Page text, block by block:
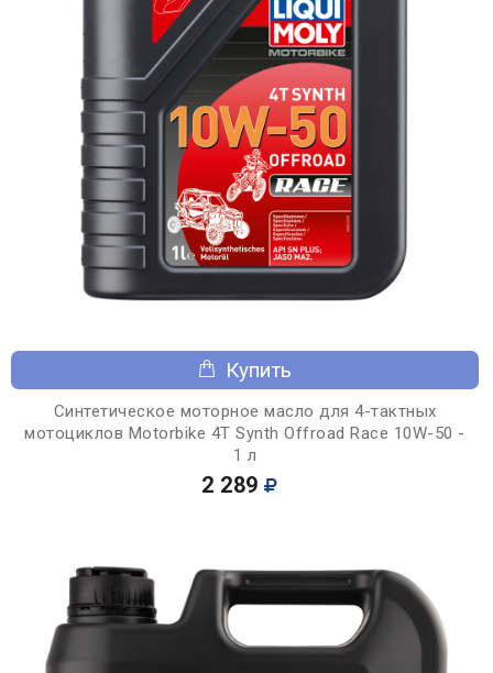
Купить
Синтетическое моторное масло для 4-тактных
мотоциклов Motorbike 4T Synth Offroad Race 10W-50 -
1 л
2 289